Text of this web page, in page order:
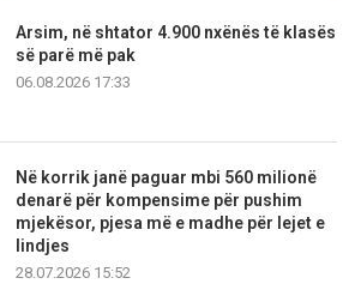
Arsim, në shtator 4.900 nxënës të klasës
së parë më pak
06.08.2026 17:33
Në korrik janë paguar mbi 560 milionë
denarë për kompensime për pushim
mjekësor, pjesa më e madhe për lejet e
lindjes
28.07.2026 15:52